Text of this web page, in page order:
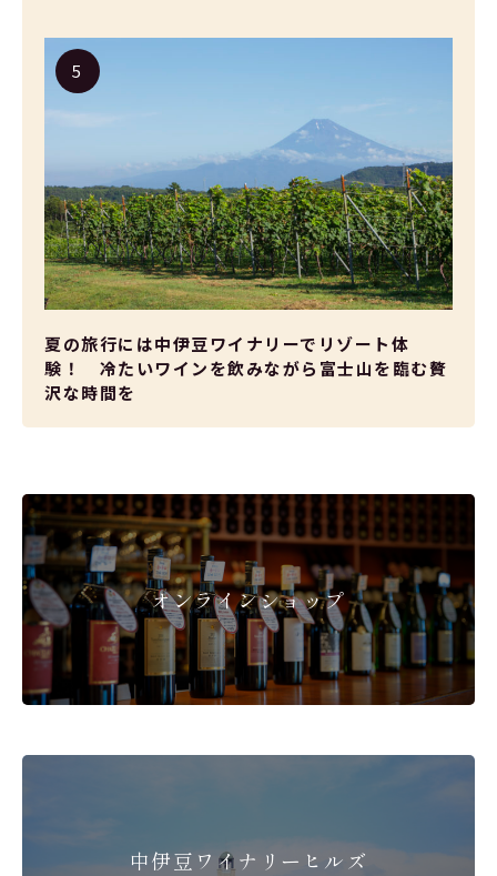
夏の旅行には中伊豆ワイナリーでリゾート体
験！ 冷たいワインを飲みながら富士山を臨む贅
沢な時間を
オンラインショップ
中伊豆ワイナリーヒルズ